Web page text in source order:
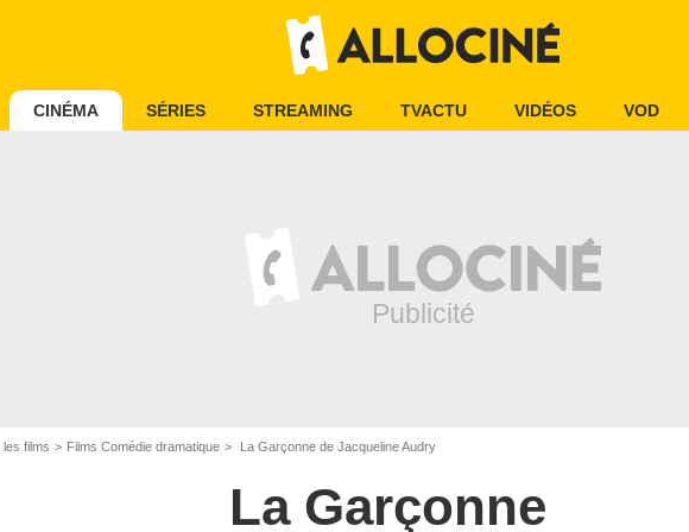
CINÉMA SÉRIES STREAMING TVACTU VIDÉOS VOD
les films Films Comédie dramatique La Garçonne de Jacqueline Audry
La Garçonne